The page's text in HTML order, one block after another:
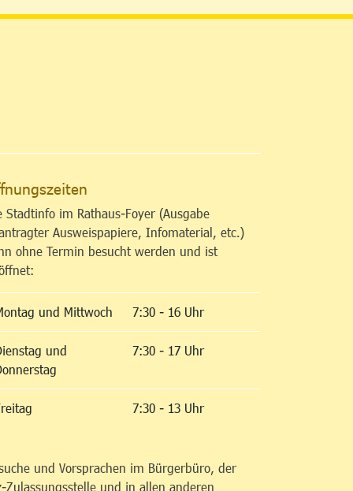
Stadtinfo im Rathaus-Foyer (Ausgabe
Ausweispapiere, Infomaterial, etc.)
ohne Termin besucht werden und ist
und Mittwoch 7:30 - 16 Uhr
und
7:30 - 17 Uhr
7:30 - 13 Uhr
und Vorsprachen im Bürgerbüro, der
Zulassungsstelle und in allen anderen